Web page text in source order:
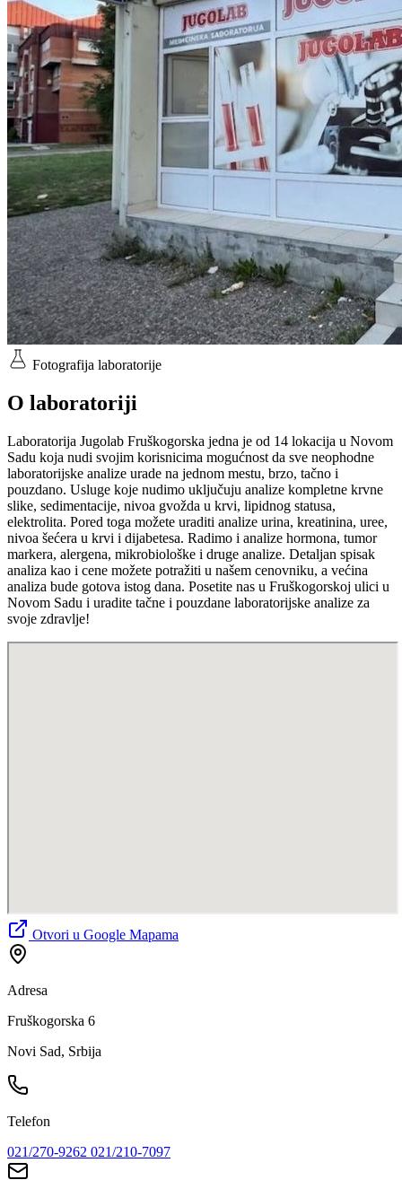
Fotografija laboratorije
O laboratoriji
Laboratorija Jugolab Fruškogorska jedna je od 14 lokacija u Novom
Sadu koja nudi svojim korisnicima mogućnost da sve neophodne
laboratorijske analize urade na jednom mestu, brzo, tačno i
pouzdano. Usluge koje nudimo uključuju analize kompletne krvne
slike, sedimentacije, nivoa gvožda u krvi, lipidnog statusa,
elektrolita. Pored toga možete uraditi analize urina, kreatinina, uree,
nivoa šećera u krvi i dijabetesa. Radimo i analize hormona, tumor
markera, alergena, mikrobiološke i druge analize. Detaljan spisak
analiza kao i cene možete potražiti u našem cenovniku, a većina
analiza bude gotova istog dana. Posetite nas u Fruškogorskoj ulici u
Novom Sadu i uradite tačne i pouzdane laboratorijske analize za
svoje zdravlje!
Otvori u Google Mapama
Adresa
Fruškogorska 6
Novi Sad, Srbija
Telefon
021/270-9262 021/210-7097